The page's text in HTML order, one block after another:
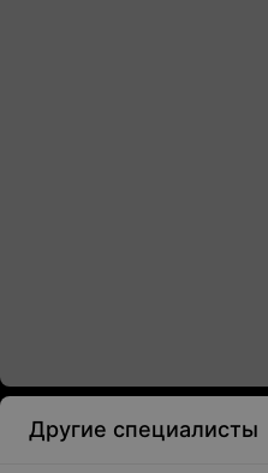
Другие специалисты